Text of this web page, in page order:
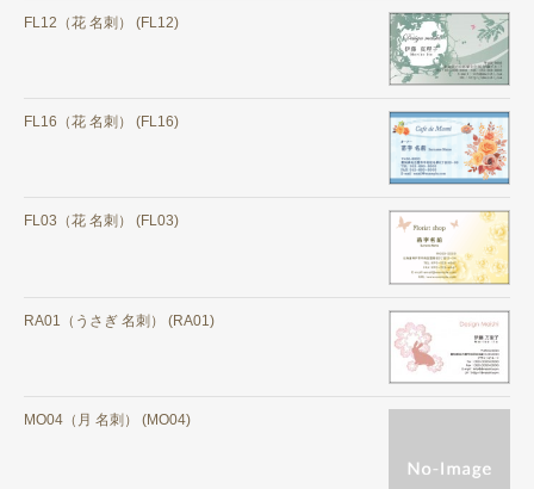
FL12（花 名刺） (FL12)
FL16（花 名刺） (FL16)
FL03（花 名刺） (FL03)
RA01（うさぎ 名刺） (RA01)
MO04（月 名刺） (MO04)